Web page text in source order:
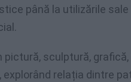
până la utilizările sale
sculptură,
relația dintre